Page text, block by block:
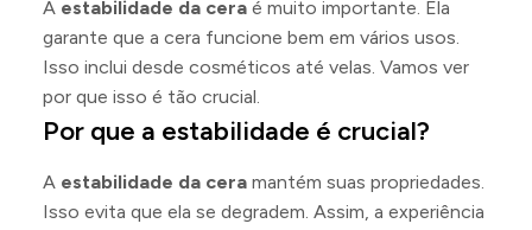
A estabilidade da cera é muito importante. Ela
garante que a cera funcione bem em vários usos.
Isso inclui desde cosméticos até velas. Vamos ver
por que isso é tão crucial.
Por que a estabilidade é crucial?
A estabilidade da cera mantém suas propriedades.
Isso evita que ela se degradem. Assim, a experiência